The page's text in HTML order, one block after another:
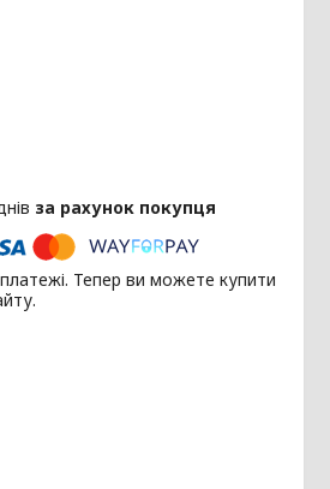
за рахунок покупця
Тепер ви можете купити